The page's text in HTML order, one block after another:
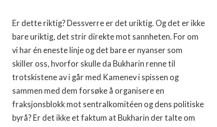
Er dette riktig? Dessverre er det uriktig. Og det er ikke
bare uriktig, det strir direkte mot sannheten. For om
vi har én eneste linje og det bare er nyanser som
skiller oss, hvorfor skulle da Bukharin renne til
trotskistene av i går med Kamenev i spissen og
sammen med dem forsøke å organisere en
fraksjonsblokk mot sentralkomitéen og dens politiske
byrå? Er det ikke et faktum at Bukharin der talte om